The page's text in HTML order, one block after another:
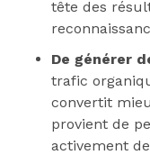
tête des
De générer
trafic
convertit
provient de
activement